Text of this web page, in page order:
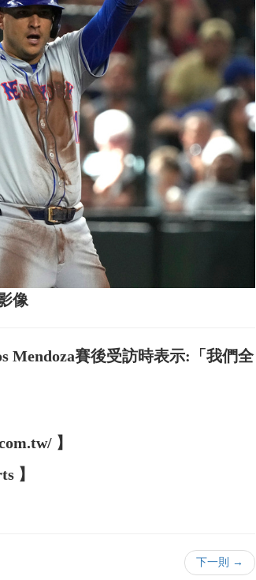
像
Mendoza賽後受訪時表示:「我們全
】
】
下一則 →